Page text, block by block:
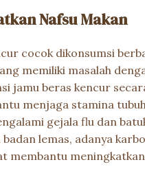
Nafsu Makan
cocok dikonsumsi
memiliki masalah
jamu beras kencur
menjaga stamina
gejala flu dan
lemas, adanya
membantu